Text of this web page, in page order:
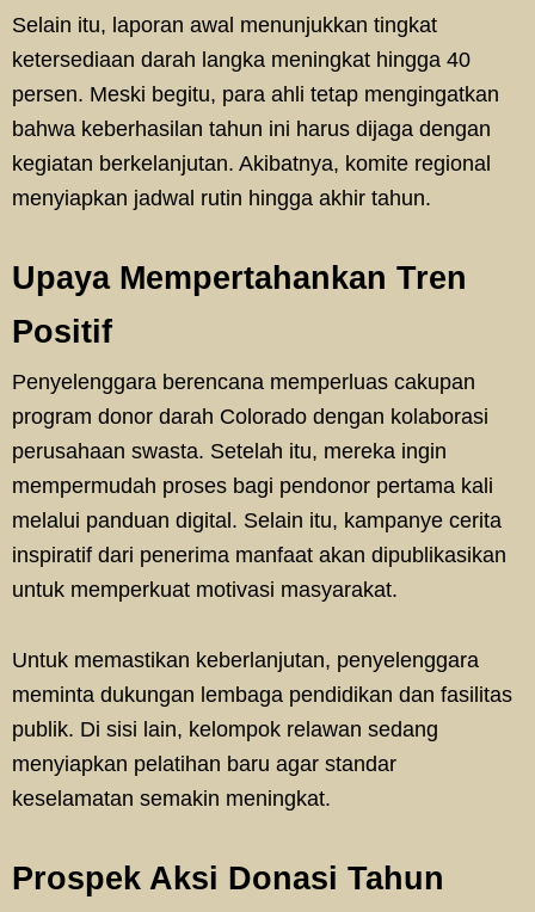
Selain itu, laporan awal menunjukkan tingkat
ketersediaan darah langka meningkat hingga 40
persen. Meski begitu, para ahli tetap mengingatkan
bahwa keberhasilan tahun ini harus dijaga dengan
kegiatan berkelanjutan. Akibatnya, komite regional
menyiapkan jadwal rutin hingga akhir tahun.
Upaya Mempertahankan Tren
Positif
Penyelenggara berencana memperluas cakupan
program donor darah Colorado dengan kolaborasi
perusahaan swasta. Setelah itu, mereka ingin
mempermudah proses bagi pendonor pertama kali
melalui panduan digital. Selain itu, kampanye cerita
inspiratif dari penerima manfaat akan dipublikasikan
untuk memperkuat motivasi masyarakat.
Untuk memastikan keberlanjutan, penyelenggara
meminta dukungan lembaga pendidikan dan fasilitas
publik. Di sisi lain, kelompok relawan sedang
menyiapkan pelatihan baru agar standar
keselamatan semakin meningkat.
Prospek Aksi Donasi Tahun